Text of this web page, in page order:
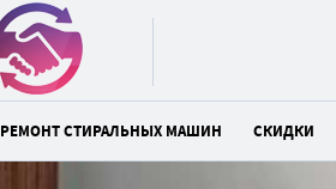
РЕМОНТ СТИРАЛЬНЫХ МАШИН СКИДКИ